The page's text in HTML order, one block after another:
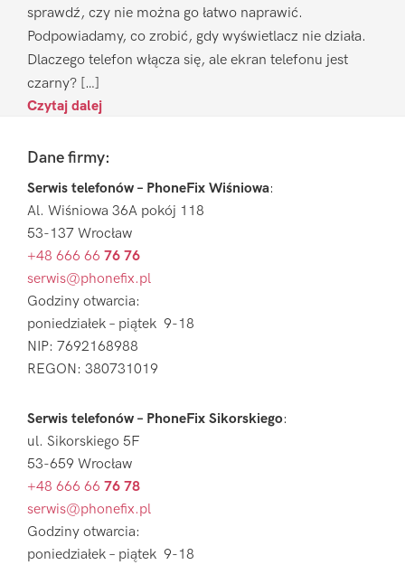
sprawdź, czy nie można go łatwo naprawić.
Podpowiadamy, co zrobić, gdy wyświetlacz nie działa.
Dlaczego telefon włącza się, ale ekran telefonu jest
czarny? […]
Czytaj dalej
FooterDane firmy:
Serwis telefonów – PhoneFix Wiśniowa:
Al. Wiśniowa 36A pokój 118
53-137 Wrocław
+48 666 66 76 76
serwis@phonefix.pl
Godziny otwarcia:
poniedziałek – piątek 9-18
NIP: 7692168988
REGON: 380731019
Serwis telefonów – PhoneFix Sikorskiego:
ul. Sikorskiego 5F
53-659 Wrocław
+48 666 66 76 78
serwis@phonefix.pl
Godziny otwarcia:
poniedziałek – piątek 9-18